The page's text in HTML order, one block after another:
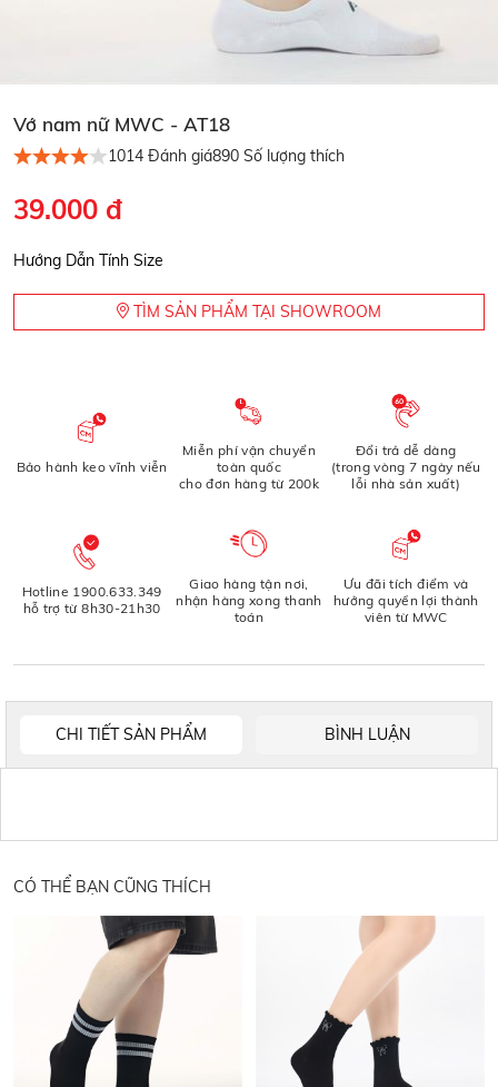
Vớ nam nữ MWC - AT18
1014 Đánh giá890 Số lượng thích
39.000 đ
Hướng Dẫn Tính Size
TÌM SẢN PHẨM TẠI SHOWROOM
Bảo hành keo vĩnh viễn
Miễn phí vận chuyển
toàn quốc
cho đơn hàng từ 200k
Đổi trả dễ dàng
(trong vòng 7 ngày nếu
lỗi nhà sản xuất)
Hotline 1900.633.349
hỗ trợ từ 8h30-21h30
Giao hàng tận nơi,
nhận hàng xong thanh
toán
Ưu đãi tích điểm và
hưởng quyền lợi thành
viên từ MWC
CHI TIẾT SẢN PHẨM BÌNH LUẬN
CÓ THỂ BẠN CŨNG THÍCH